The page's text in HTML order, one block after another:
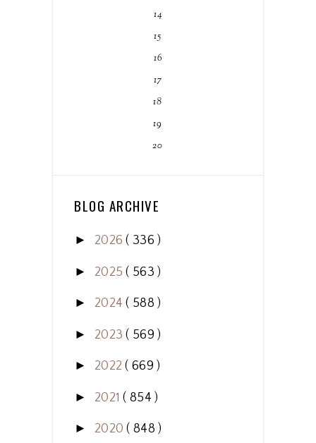
14
15
16
17
18
19
20
BLOG ARCHIVE
► 2026( 336 )
► 2025( 563 )
► 2024( 588 )
► 2023( 569 )
► 2022( 669 )
► 2021( 854 )
► 2020( 848 )